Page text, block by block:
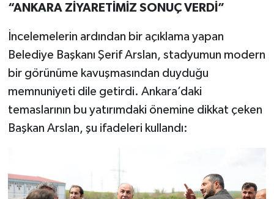
“ANKARA ZİYARETİMİZ SONUÇ VERDİ”
İncelemelerin ardından bir açıklama yapan
Belediye Başkanı Şerif Arslan, stadyumun modern
bir görünüme kavuşmasından duyduğu
memnuniyeti dile getirdi. Ankara’daki
temaslarının bu yatırımdaki önemine dikkat çeken
Başkan Arslan, şu ifadeleri kullandı: